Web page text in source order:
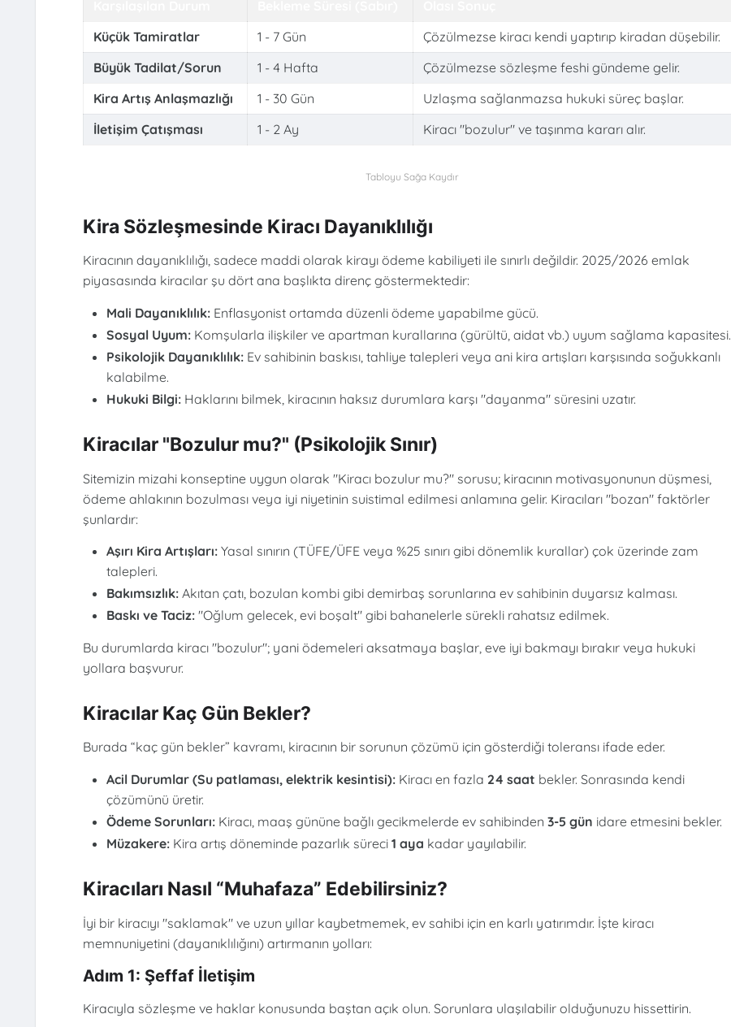
Küçük Tamiratlar
1 - 7 Gün
Çözülmezse kiracı kendi yaptırıp kiradan düşebilir.
Büyük Tadilat/Sorun
1 - 4 Hafta
Çözülmezse sözleşme feshi gündeme gelir.
Kira Artış Anlaşmazlığı
1 - 30 Gün
Uzlaşma sağlanmazsa hukuki süreç başlar.
İletişim Çatışması
1 - 2 Ay Kiracı "bozulur" ve taşınma kararı alır.
Kira Sözleşmesinde Kiracı Dayanıklılığı
Kiracının dayanıklılığı, sadece maddi olarak kirayı ödeme kabiliyeti ile sınırlı değildir. 2025/2026 emlak
piyasasında kiracılar şu dört ana başlıkta direnç göstermektedir:
Mali Dayanıklılık: Enflasyonist ortamda düzenli ödeme yapabilme gücü.
Sosyal Uyum: Komşularla ilişkiler ve apartman kurallarına (gürültü, aidat vb.) uyum sağlama kapasitesi.
Psikolojik Dayanıklılık: Ev sahibinin baskısı, tahliye talepleri veya ani kira artışları karşısında soğukkanlı
kalabilme.
Hukuki Bilgi: Haklarını bilmek, kiracının haksız durumlara karşı "dayanma" süresini uzatır.
Kiracılar "Bozulur mu?" (Psikolojik Sınır)
Sitemizin mizahi konseptine uygun olarak "Kiracı bozulur mu?" sorusu; kiracının motivasyonunun düşmesi,
ödeme ahlakının bozulması veya iyi niyetinin suistimal edilmesi anlamına gelir. Kiracıları "bozan" faktörler
şunlardır:
Aşırı Kira Artışları: Yasal sınırın (TÜFE/ÜFE veya %25 sınırı gibi dönemlik kurallar) çok üzerinde zam
talepleri.
Bakımsızlık: Akıtan çatı, bozulan kombi gibi demirbaş sorunlarına ev sahibinin duyarsız kalması.
Baskı ve Taciz: "Oğlum gelecek, evi boşalt" gibi bahanelerle sürekli rahatsız edilmek.
Bu durumlarda kiracı "bozulur"; yani ödemeleri aksatmaya başlar, eve iyi bakmayı bırakır veya hukuki
yollara başvurur.
Kiracılar Kaç Gün Bekler?
Burada “kaç gün bekler” kavramı, kiracının bir sorunun çözümü için gösterdiği toleransı ifade eder.
Acil Durumlar (Su patlaması, elektrik kesintisi): Kiracı en fazla 24 saat bekler. Sonrasında kendi
çözümünü üretir.
Ödeme Sorunları: Kiracı, maaş gününe bağlı gecikmelerde ev sahibinden3-5 gün idare etmesini bekler.
Müzakere: Kira artış döneminde pazarlık süreci1 aya kadar yayılabilir.
Kiracıları Nasıl “Muhafaza” Edebilirsiniz?
İyi bir kiracıyı "saklamak" ve uzun yıllar kaybetmemek, ev sahibi için en karlı yatırımdır. İşte kiracı
memnuniyetini (dayanıklılığını) artırmanın yolları:
Adım 1: Şeffaf İletişim
Kiracıyla sözleşme ve haklar konusunda baştan açık olun. Sorunlara ulaşılabilir olduğunuzu hissettirin.